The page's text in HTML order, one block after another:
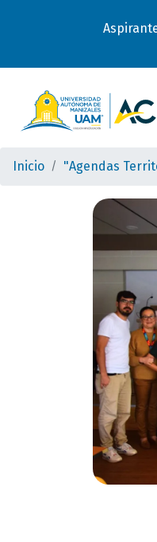
Inicio "Agendas